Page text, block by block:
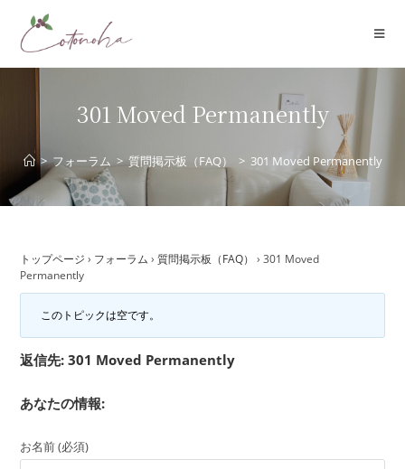
301 Moved Permanently
> フォーラム > 質問掲示板（FAQ） > 301 Moved Permanently
トップページ › フォーラム › 質問掲示板（FAQ） › 301 Moved
Permanently
このトピックは空です。
返信先: 301 Moved Permanently
あなたの情報:
お名前 (必須)